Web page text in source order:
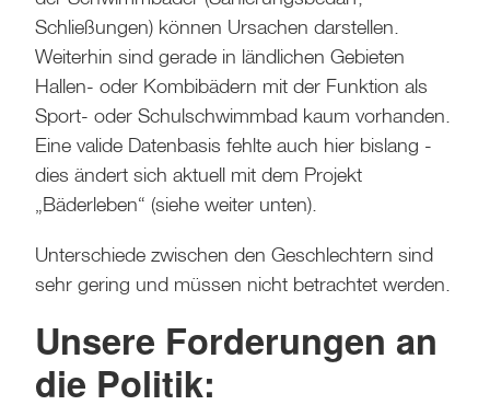
Schließungen) können Ursachen darstellen.
Weiterhin sind gerade in ländlichen Gebieten
Hallen- oder Kombibädern mit der Funktion als
Sport- oder Schulschwimmbad kaum vorhanden.
Eine valide Datenbasis fehlte auch hier bislang -
dies ändert sich aktuell mit dem Projekt
„Bäderleben“ (siehe weiter unten).
Unterschiede zwischen den Geschlechtern sind
sehr gering und müssen nicht betrachtet werden.
Unsere Forderungen an
die Politik: